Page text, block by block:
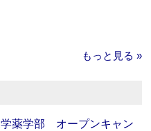
もっと見る »
学薬学部 オープンキャン